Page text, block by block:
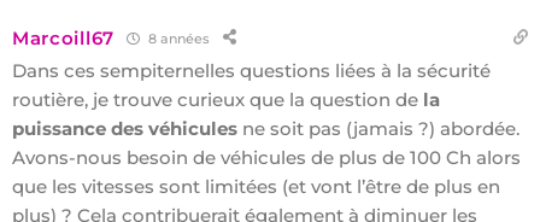
Marcoill67 8 années
Dans ces sempiternelles questions liées à la sécurité
routière, je trouve curieux que la question de la
puissance des véhiculesne soit pas (jamais ?) abordée.
Avons-nous besoin de véhicules de plus de 100 Ch alors
que les vitesses sont limitées (et vont l’être de plus en
plus) ? Cela contribuerait également à diminuer les